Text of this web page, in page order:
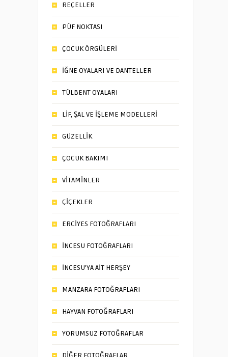
REÇELLER
PÜF NOKTASI
ÇOCUK ÖRGÜLERİ
İĞNE OYALARI VE DANTELLER
TÜLBENT OYALARI
LİF, ŞAL VE İŞLEME MODELLERİ
GÜZELLİK
ÇOCUK BAKIMI
VİTAMİNLER
ÇİÇEKLER
ERCİYES FOTOĞRAFLARI
İNCESU FOTOĞRAFLARI
İNCESU’YA AİT HERŞEY
MANZARA FOTOĞRAFLARI
HAYVAN FOTOĞRAFLARI
YORUMSUZ FOTOĞRAFLAR
DİĞER FOTOĞRAFLAR